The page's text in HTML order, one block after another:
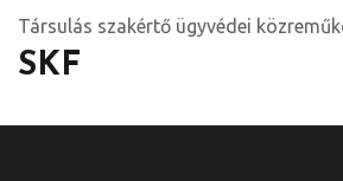
Társulás szakértő ügyvédei
SKF